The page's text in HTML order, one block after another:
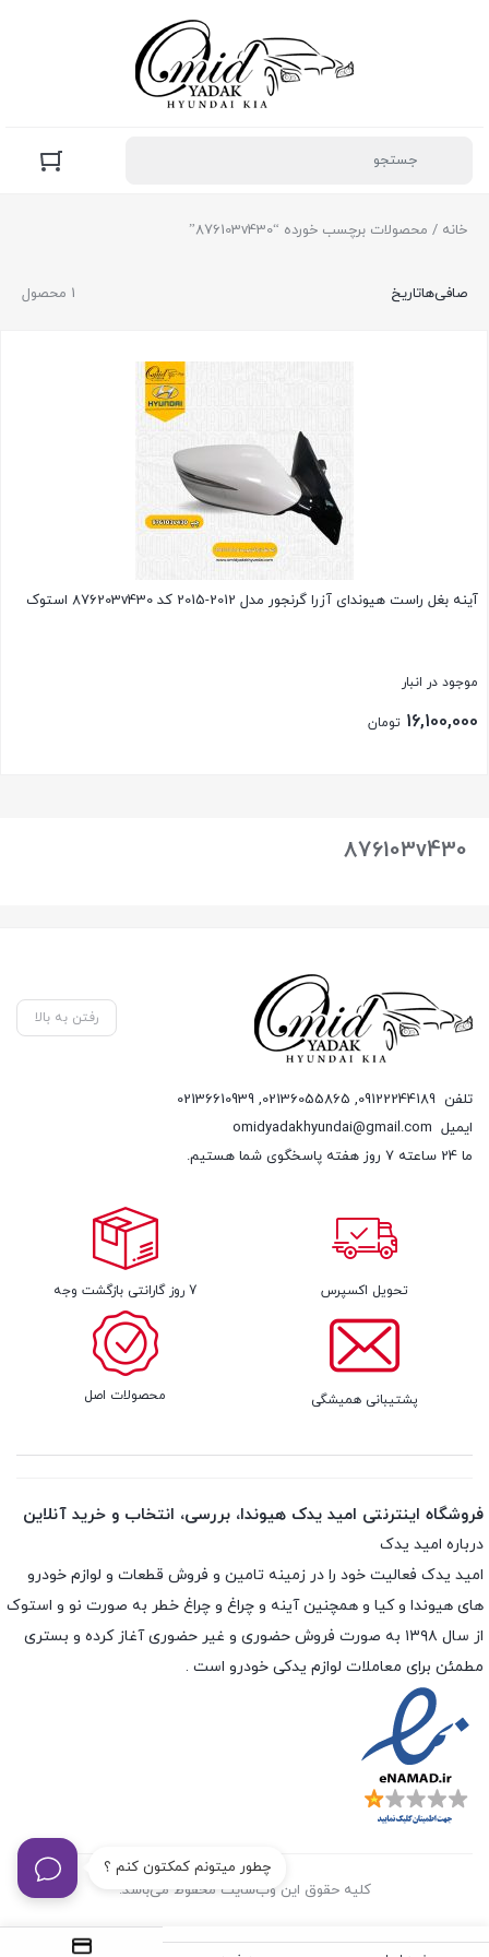
خانه / محصولات برچسب خورده “876103v430”
1 محصول صافی‌هاتاریخ
آینه بغل راست هیوندای آزرا گرنجور مدل 2012-2015 کد 876203v430 استوک
موجود در انبار
16,100,000 تومان
876103v430
چطور میتونم کمکتون کنم ؟
رفتن به بالا
تلفن 09122244189
,
02136055865
,
02136610939
ایمیل omidyadakhyundai@gmail.com
ما 24 ساعته 7 روز هفته پاسخگوی شما هستیم.
تحویل اکسپرس 7 روز گارانتی بازگشت وجه
پشتیبانی همیشگی محصولات اصل
فروشگاه اینترنتی امید یدک هیوندا، بررسی، انتخاب و خرید آنلاین
درباره امید یدک
امید یدک فعالیت خود را در زمینه تامین و فروش قطعات و لوازم خودرو
های هیوندا و کیا و همچنین آینه و چراغ و چراغ خطر به صورت نو و استوک
از سال ۱۳۹۸ به صورت فروش حضوری و غیر حضوری آغاز کرده و بستری
مطمئن برای معاملات لوازم یدکی خودرو است .
کلیه حقوق این وب‌سایت محفوظ می‌باشد.